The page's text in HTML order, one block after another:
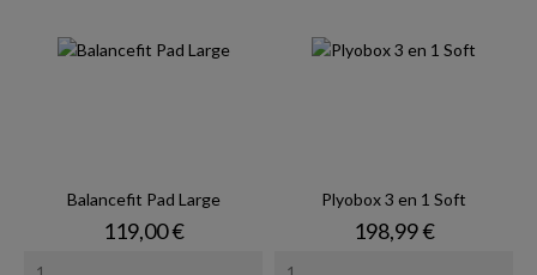
Balancefit Pad Large
Prix
119,00 €
Plyobox 3 en 1 Soft
Prix
198,99 €